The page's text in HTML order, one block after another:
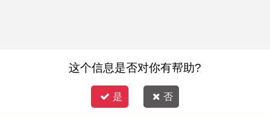
这个信息是否对你有帮助?
是 否